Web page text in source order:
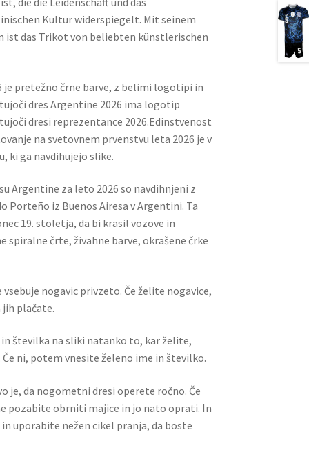
Kultur widerspiegelt. Mit seinem
ist das Trikot von beliebten künstlerischen
je pretežno črne barve, z belimi logotipi in
dres Argentine 2026 ima logotip
dresi reprezentance 2026.Edinstvenost
na svetovnem prvenstvu leta 2026 je v
ki ga navdihujejo slike.
Argentine za leto 2026 so navdihnjeni z
Porteño iz Buenos Airesa v Argentini. Ta
19. stoletja, da bi krasil vozove in
spiralne črte, živahne barve, okrašene črke
vsebuje nogavic privzeto. Če želite nogavice,
plačate.
številka na sliki natanko to, kar želite,
ni, potem vnesite želeno ime in številko.
je, da nogometni dresi operete ročno. Če
pozabite obrniti majice in jo nato oprati. In
uporabite nežen cikel pranja, da boste